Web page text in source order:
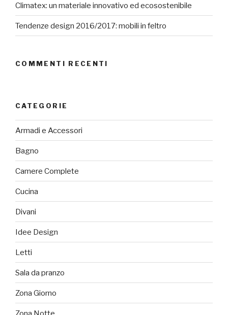
Climatex: un materiale innovativo ed ecosostenibile
Tendenze design 2016/2017: mobili in feltro
COMMENTI RECENTI
CATEGORIE
Armadi e Accessori
Bagno
Camere Complete
Cucina
Divani
Idee Design
Letti
Sala da pranzo
Zona Giorno